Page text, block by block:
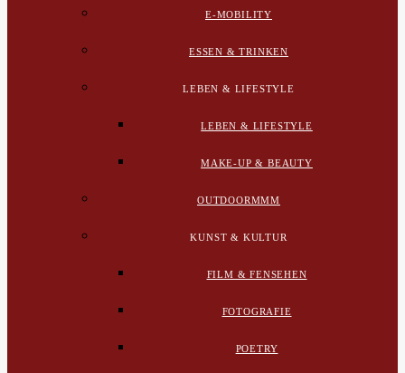
E-MOBILITY
ESSEN & TRINKEN
LEBEN & LIFESTYLE
LEBEN & LIFESTYLE
MAKE-UP & BEAUTY
OUTDOORMMM
KUNST & KULTUR
FILM & FENSEHEN
FOTOGRAFIE
POETRY